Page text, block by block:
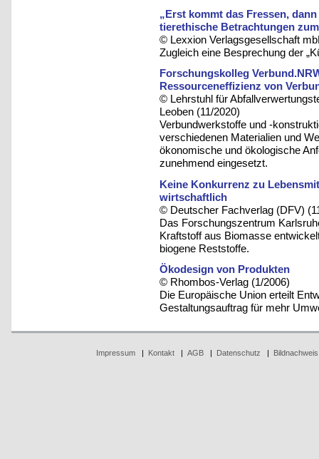
„Erst kommt das Fressen,
tierethische Betrachtungen
© Lexxion Verlagsgesellschaft
Zugleich eine Besprechung der
Forschungskolleg
Ressourceneffizienz von
© Lehrstuhl für
Leoben (11/2020)
Verbundwerkstoffe und -
verschiedenen Materialien und
ökonomische und ökologische
zunehmend eingesetzt.
Keine Konkurrenz zu
wirtschaftlich
© Deutscher Fachverlag (DFV)
Das Forschungszentrum
Kraftstoff aus Biomasse
biogene Reststoffe.
Ökodesign von Produkten
© Rhombos-Verlag (1/2006)
Die Europäische Union erteilt
Gestaltungsauftrag für mehr
Impressum| Kontakt| AGB| Datenschutz Bildnachweis